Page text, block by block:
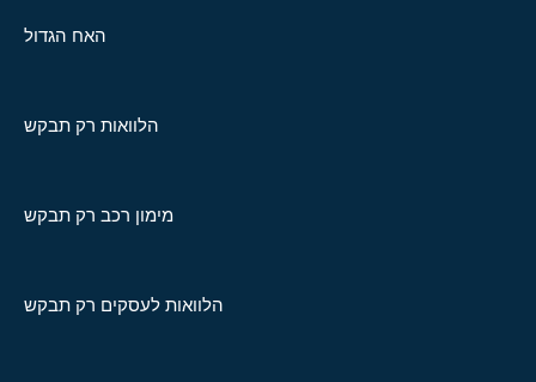
האח הגדול
הלוואות רק תבקש
מימון רכב רק תבקש
הלוואות לעסקים רק תבקש